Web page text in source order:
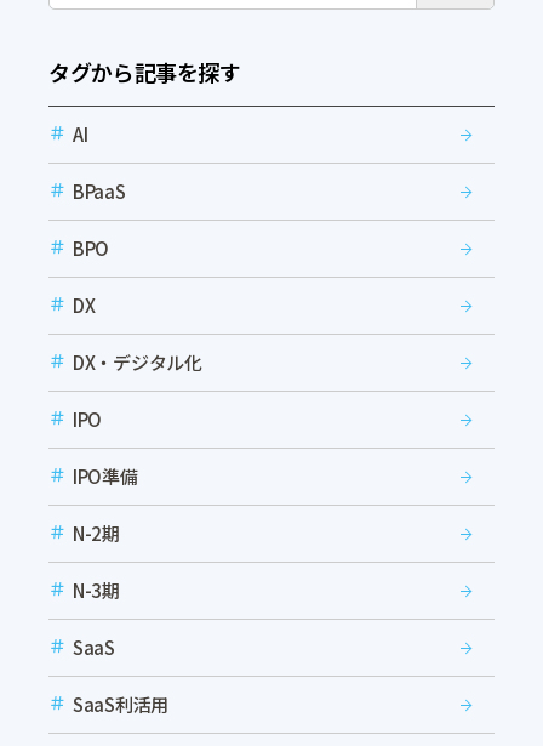
タグから記事を探す
AI
BPaaS
BPO
DX
DX・デジタル化
IPO
IPO準備
N-2期
N-3期
SaaS
SaaS利活用